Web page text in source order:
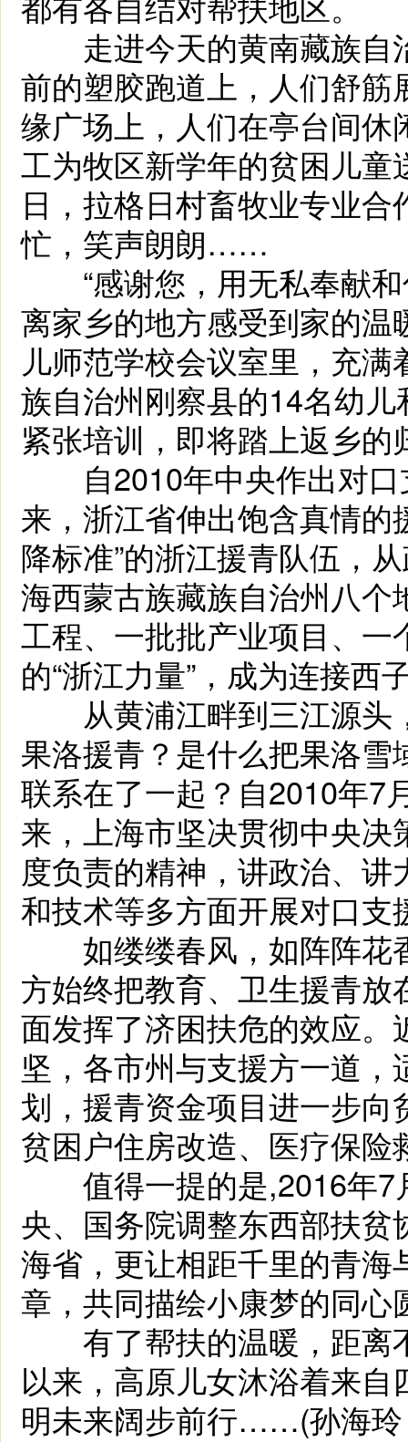
走进今天的黄南藏族自
前的塑胶跑道上，人们舒
缘广场上，人们在亭台间
工为牧区新学年的贫困儿
日，拉格日村畜牧业专业
忙，笑声朗朗……
“感谢您，用无私奉献和
离家乡的地方感受到家的温
儿师范学校会议室里，充
族自治州刚察县的14名幼
紧张培训，即将踏上返乡的
自2010年中央作出对口
来，浙江省伸出饱含真情的
降标准”的浙江援青队伍，
海西蒙古族藏族自治州八
工程、一批批产业项目、
的“浙江力量”，成为连接西
从黄浦江畔到三江源头
果洛援青？是什么把果洛
联系在了一起？自2010年7
来，上海市坚决贯彻中央
度负责的精神，讲政治、
和技术等多方面开展对口支
如缕缕春风，如阵阵花
方始终把教育、卫生援青放
面发挥了济困扶危的效应
坚，各市州与支援方一道
划，援青资金项目进一步
贫困户住房改造、医疗保
值得一提的是,2016年7
央、国务院调整东西部扶
海省，更让相距千里的青
章，共同描绘小康梦的同心
有了帮扶的温暖，距离
以来，高原儿女沐浴着来
明未来阔步前行……(孙海玲